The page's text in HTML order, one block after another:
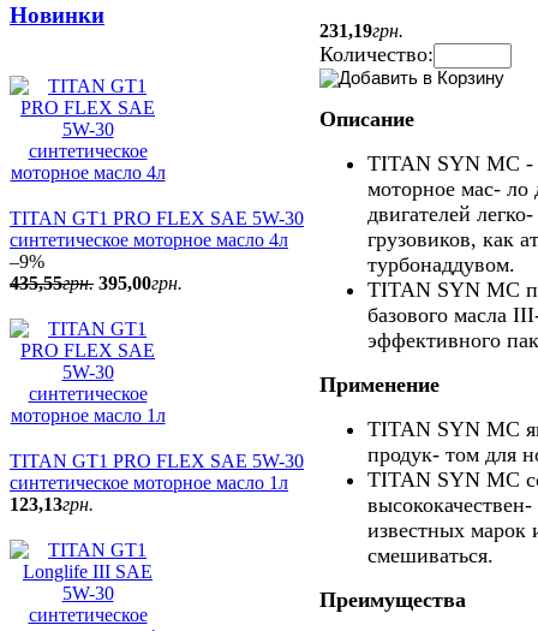
Новинки
TITAN GT1 PRO FLEX SAE 5W-30
синтетическое моторное масло 4л
–9%
435,55грн. 395,00грн.
TITAN GT1 PRO FLEX SAE 5W-30
синтетическое моторное масло 1л
123,13грн.
231,19грн.
Количество:
Описание
TITAN SYN MC -
моторное мас- ло
двигателей
грузовиков, как
турбонаддувом.
TITAN SYN MC
базового масла
эффективного
Применение
TITAN SYN MC
продук- том для
TITAN SYN MC
известных марок
смешиваться.
Преимущества